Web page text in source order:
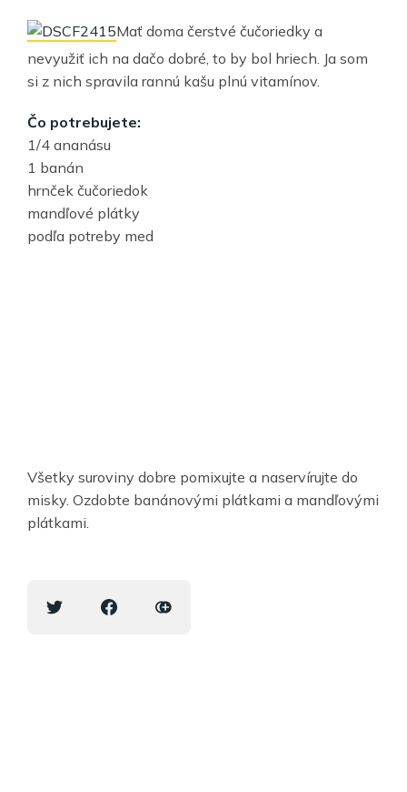
Mať doma čerstvé čučoriedky a
nevyužiť ich na dačo dobré, to by bol hriech. Ja som
si z nich spravila rannú kašu plnú vitamínov.
Čo potrebujete:
1/4 ananásu
1 banán
hrnček čučoriedok
mandľové plátky
podľa potreby med
Všetky suroviny dobre pomixujte a naservírujte do
misky. Ozdobte banánovými plátkami a mandľovými
plátkami.